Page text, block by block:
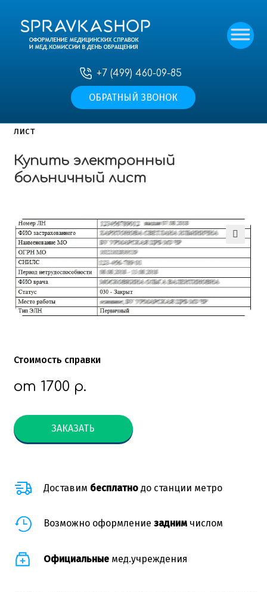
+7 (499) 460-09-85
ОБРАТНЫЙ ЗВОНОК
Наши услуги—Медицинские справки
лист
Купить электронный
больничный лист
Стоимость справки
от 1700 р.
ЗАКАЗАТЬ
Доставим бесплатнодо станции метро
Возможно оформление заднимчислом
Официальныемед.учреждения